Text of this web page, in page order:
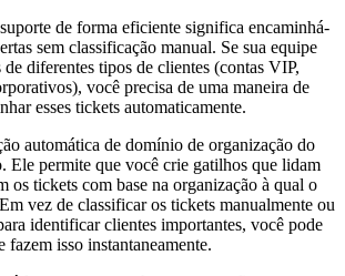
de forma eficiente significa encaminhá-
sem classificação manual. Se sua equipe
diferentes tipos de clientes (contas VIP,
você precisa de uma maneira de
esses tickets automaticamente.
automática de domínio de organização do
Ele permite que você crie gatilhos que lidam
os tickets com base na organização à qual o
vez de classificar os tickets manualmente ou
identificar clientes importantes, você pode
fazem isso instantaneamente.